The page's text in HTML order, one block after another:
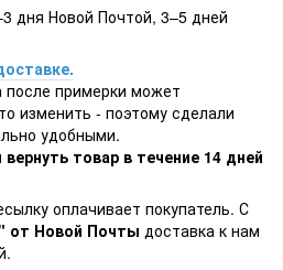
дня Новой Почтой, 3–5 дней
примерки может
изменить - поэтому сделали
удобными.
товар в течение 14 дней
оплачивает покупатель. С
от Новой Почты доставка к нам